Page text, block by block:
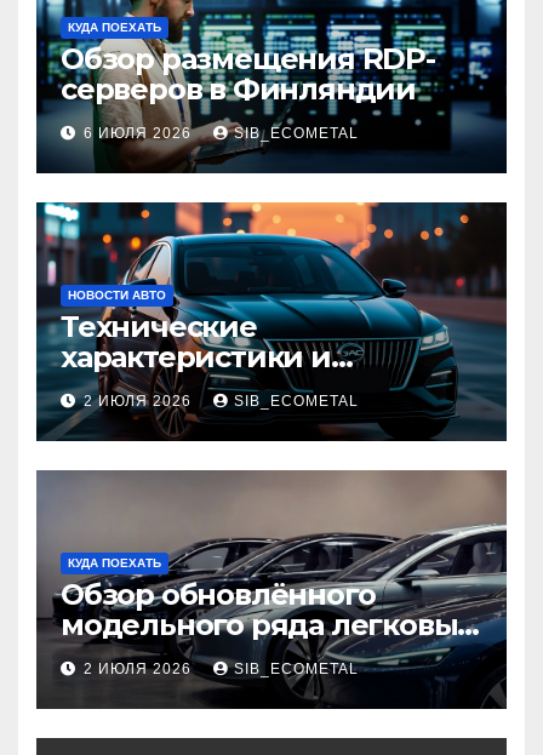
КУДА ПОЕХАТЬ
Обзор размещения RDP-
серверов в Финляндии
6 ИЮЛЯ 2026 SIB_ECOMETAL
НОВОСТИ АВТО
Технические
характеристики и
доступные комплектации
GAC Empow
2 ИЮЛЯ 2026 SIB_ECOMETAL
КУДА ПОЕХАТЬ
Обзор обновлённого
модельного ряда легковых
автомобилей 2026 года
2 ИЮЛЯ 2026 SIB_ECOMETAL